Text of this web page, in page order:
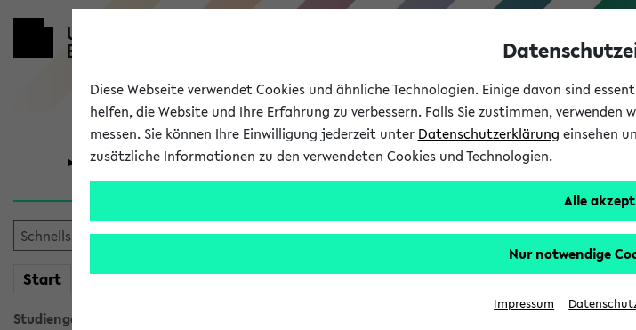
Universität Forschung Studium
Start meineKVV
Studiengangsauswahl
Alle noch stattfindenden
Diese Webseite verwendet Cookies und ähnliche Technologien. Einige davon sind
helfen, die Website und Ihre Erfahrung zu verbessern. Falls Sie zustimmen,
messen. Sie können Ihre Einwilligung jederzeit unter Datenschutzerklärung einsehen
zusätzliche Informationen zu den verwendeten Cookies und Technologien.
Alle
Nur notwendige
Impressum